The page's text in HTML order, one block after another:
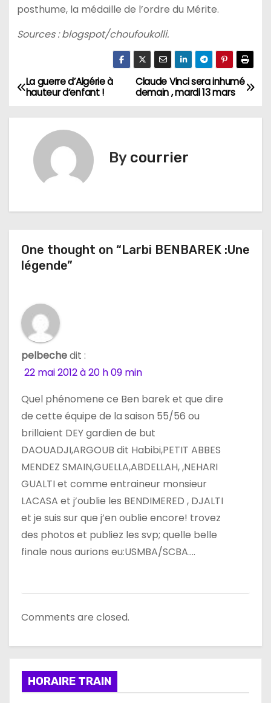
posthume, la médaille de l’ordre du Mérite.
Sources : blogspot/choufoukolli.
N
a
a
t
n
d
e
a
r
t
c
e
Claude Vinci sera inhumé
demain , mardi 13 mars
La guerre d’Algérie à
hauteur d‘enfant !
By courrier
One thought on “Larbi BENBAREK :Une
légende”
pelbechedit :
22 mai 2012 à 20 h 09 min
Quel phénomene ce Ben barek et que dire
de cette équipe de la saison 55/56 ou
brillaient DEY gardien de but
DAOUADJI,ARGOUB dit Habibi,PETIT ABBES
MENDEZ SMAIN,GUELLA,ABDELLAH, ,NEHARI
GUALTI et comme entraineur monsieur
LACASA et j’oublie les BENDIMERED , DJALTI
et je suis sur que j’en oublie encore! trovez
des photos et publiez les svp; quelle belle
finale nous aurions eu:USMBA/SCBA….
Comments are closed.
HORAIRE TRAIN